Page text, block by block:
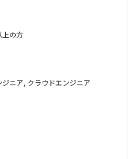
上の方
ニア, クラウドエンジニア